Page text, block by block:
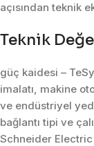
açısından teknik
Teknik
güç kaidesi –
imalatı, makine
ve endüstriyel
bağlantı tipi ve
Schneider